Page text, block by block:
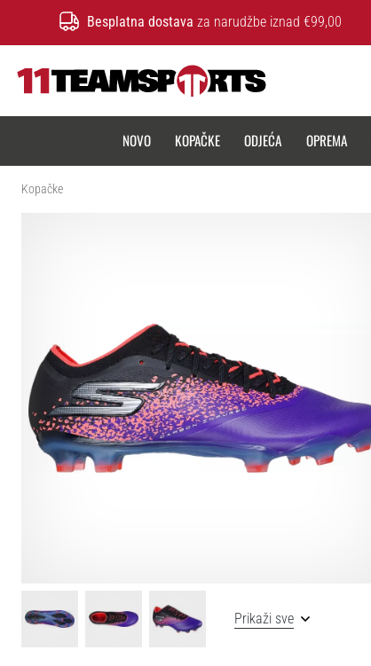
Besplatna dostava za narudžbe iznad €99,00
NOVO KOPAČKE ODJEĆA OPREMA
Kopačke
Prikaži sve